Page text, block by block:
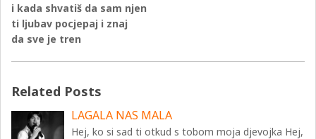
i kada shvatiš da sam njen
ti ljubav pocjepaj i znaj
da sve je tren
Related Posts
LAGALA NAS MALA
Hej, ko si sad ti otkud s tobom moja djevojka Hej,